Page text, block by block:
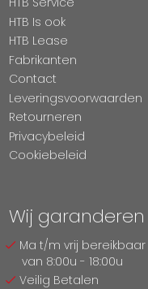
HTB Is ook
HTB Lease
Fabrikanten
Contact
Leveringsvoorwaarden
Retourneren
Privacybeleid
Cookiebeleid
Wij garanderen
Ma t/m vrij bereikbaar
van 8:00u - 18:00u
Veilig Betalen